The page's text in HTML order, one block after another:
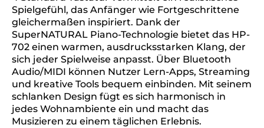
Spielgefühl, das Anfänger wie Fortgeschrittene
gleichermaßen inspiriert. Dank der
SuperNATURAL Piano-Technologie bietet das HP-
702 einen warmen, ausdrucksstarken Klang, der
sich jeder Spielweise anpasst. Über Bluetooth
Audio/MIDI können Nutzer Lern-Apps, Streaming
und kreative Tools bequem einbinden. Mit seinem
schlanken Design fügt es sich harmonisch in
jedes Wohnambiente ein und macht das
Musizieren zu einem täglichen Erlebnis.